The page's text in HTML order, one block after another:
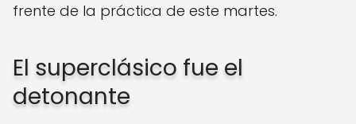
frente de la práctica de este martes.
El superclásico fue el
detonante